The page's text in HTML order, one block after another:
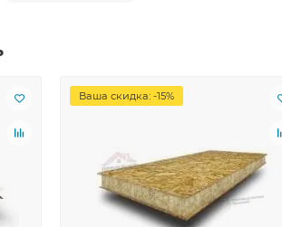
Ваша скидка: -15%